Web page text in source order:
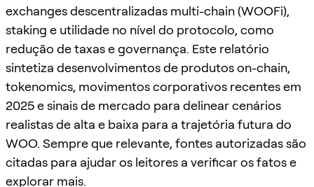
exchanges descentralizadas multi-chain (WOOFi),
staking e utilidade no nível do protocolo, como
redução de taxas e governança. Este relatório
sintetiza desenvolvimentos de produtos on-chain,
tokenomics, movimentos corporativos recentes em
2025 e sinais de mercado para delinear cenários
realistas de alta e baixa para a trajetória futura do
WOO. Sempre que relevante, fontes autorizadas são
citadas para ajudar os leitores a verificar os fatos e
explorar mais.